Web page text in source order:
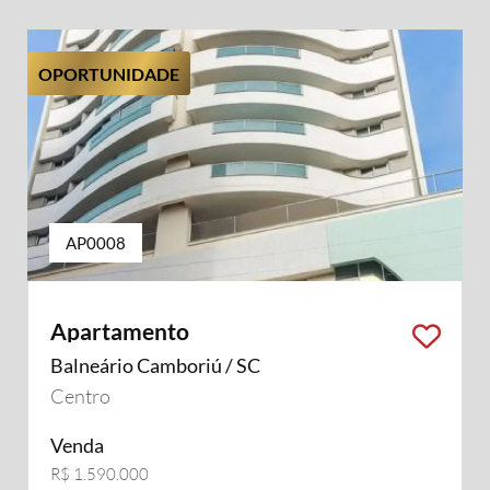
OPORTUNIDADE
AP0008
Apartamento
Balneário Camboriú / SC
Centro
Venda
R$ 1.590.000